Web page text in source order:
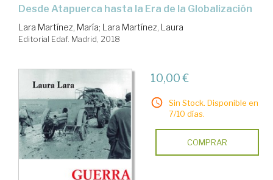
desde Atapuerca hasta la Era de la Globalización
Lara Martínez, María; Lara Martínez, Laura
Editorial Edaf. Madrid, 2018
10,00 €
Sin Stock. Disponible en
7/10 días.
COMPRAR